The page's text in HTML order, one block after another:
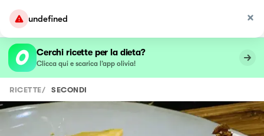
undefined
Cerchi ricette per la dieta?
Clicca qui e scarica l’app olivia!
RICETTE/ SECONDI